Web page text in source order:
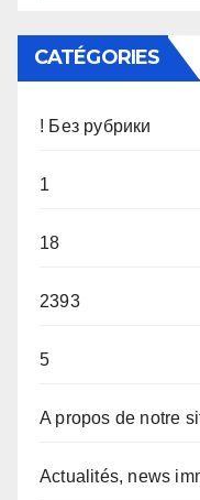
CATÉGORIES
! Без рубрики
1
18
2393
5
A propos de notre
Actualités, news